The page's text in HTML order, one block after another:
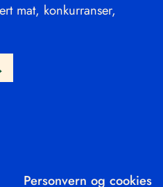
mat, konkurranser,
Personvern og cookies